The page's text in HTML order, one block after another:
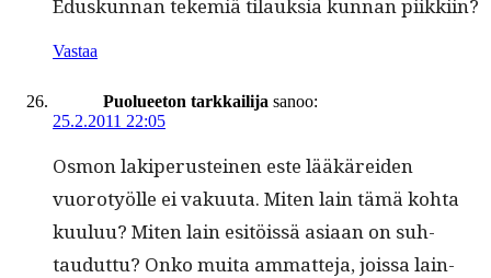
Eduskun­nan tekemiä tilauk­sia kun­nan piikkiin?
Vastaa
Puolueeton tarkkailija sanoo:
25.2.2011 22:05
Osmon lakipe­rusteinen este lääkärei­den
vuorotyölle ei vaku­u­ta. Miten lain tämä koh­ta
kuu­luu? Miten lain esitöis­sä asi­aan on suh­
taudut­tu? Onko mui­ta ammat­te­ja, jois­sa lain­